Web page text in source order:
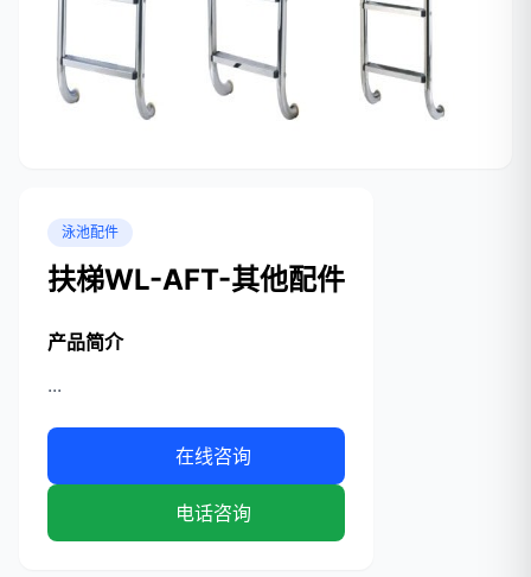
泳池配件
扶梯WL-AFT-其他配件
产品简介
...
在线咨询
电话咨询